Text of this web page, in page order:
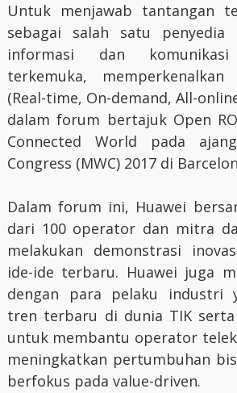
Untuk menjawab tantangan
sebagai salah satu penyedia
informasi dan
terkemuka, memperkenalkan
(Real-time, On-demand, All-
dalam forum bertajuk Open
Connected World pada
Congress (MWC) 2017 di
Dalam forum ini, Huawei
dari 100 operator dan mitra
melakukan demonstrasi
ide-ide terbaru. Huawei juga
dengan para pelaku industri
tren terbaru di dunia TIK
untuk membantu operator
meningkatkan pertumbuhan
berfokus pada value-driven.